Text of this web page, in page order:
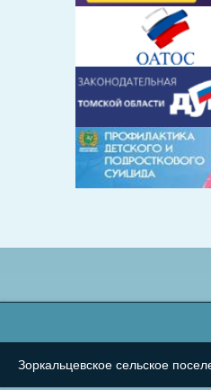
Зоркальцевское сельское